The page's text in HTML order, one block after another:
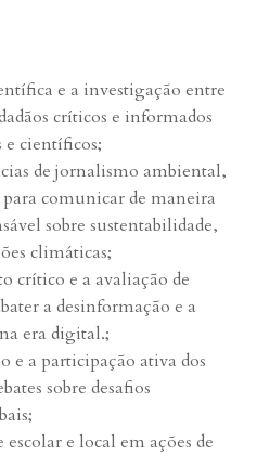
e a investigação entre
críticos e informados
e científicos;
de jornalismo ambiental,
comunicar de maneira
sobre sustentabilidade,
climáticas;
crítico e a avaliação de
a desinformação e a
era digital.;
e a participação ativa dos
sobre desafios
e local em ações de